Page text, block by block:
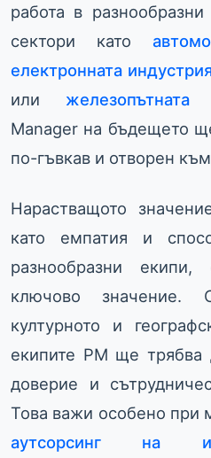
работа в
сектори като
електронната
или железопътната
Manager на бъдещето
по-гъвкав и отворен
Нарастващото
като емпатия и
разнообразни
ключово значение.
културното и
екипите PM ще
доверие и
Това важи особено при
аутсорсинг на